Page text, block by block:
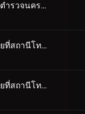
ตอนที่ 531 นิยายรักตำรวจนครบาล ภาค 8 แหวนของซาโต้ (ตอนพิเศษ 2)
ตอนที่ 532 ปีศาจร้ายที่สถานีโทรทัศน์ (ตอนพิเศษ 1)
ตอนที่ 533 ปีศาจร้ายที่สถานีโทรทัศน์ (ตอนพิเศษ 2)